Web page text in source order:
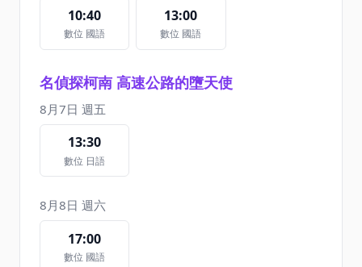
10:40
數位 國語
13:00
數位 國語
名偵探柯南 高速公路的墮天使
8月7日 週五
13:30
數位 日語
8月8日 週六
17:00
數位 國語